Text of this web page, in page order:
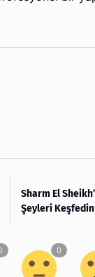
Sharm El
Şeyleri Keşfedin